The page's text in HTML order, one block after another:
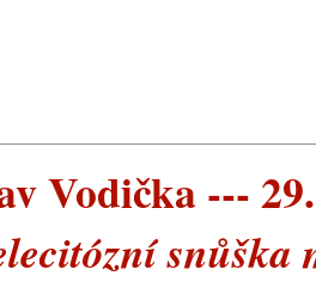
Vodička ---
snůška